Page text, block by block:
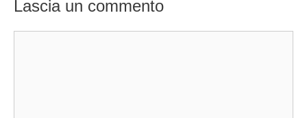
Lascia un commento